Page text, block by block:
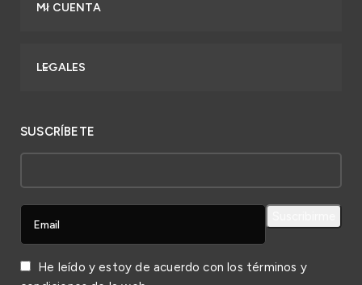
MI CUENTA
LEGALES
SUSCRÍBETE
He leído y estoy de acuerdo con los términos y